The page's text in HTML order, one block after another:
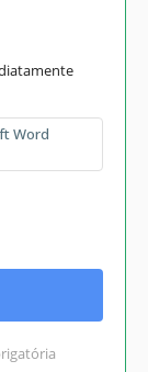
Word